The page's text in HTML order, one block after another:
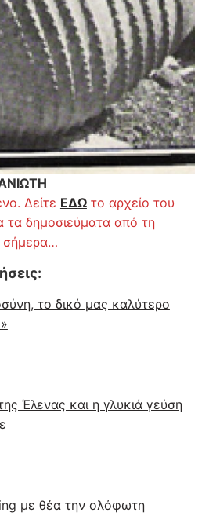
Δείτε ΕΔΩτο αρχείο του
τα δημοσιεύματα από τη
σήμερα…
:
το δικό μας καλύτερο
Έλενας και η γλυκιά γεύση
με θέα την ολόφωτη